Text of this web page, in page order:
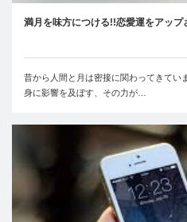
満月を味方につける!!恋愛運をアップ
昔から人間と月は密接に関わってきてい
身に影響を及ぼす、その力が…